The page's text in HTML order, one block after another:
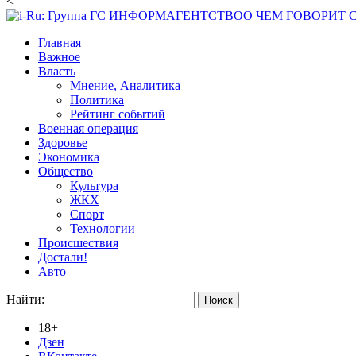
ИНФОРМАГЕНТСТВОО ЧЕМ ГОВОРИТ
Главная
Важное
Власть
Мнение, Аналитика
Политика
Рейтинг событий
Военная операция
Здоровье
Экономика
Общество
Культура
ЖКХ
Спорт
Технологии
Происшествия
Достали!
Авто
Найти:
18+
Дзен